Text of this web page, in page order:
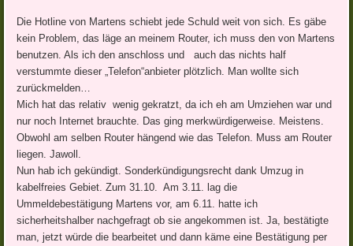
Die Hotline von Martens schiebt jede Schuld weit von sich. Es gäbe
kein Problem, das läge an meinem Router, ich muss den von Martens
benutzen. Als ich den anschloss und auch das nichts half
verstummte dieser „Telefon“anbieter plötzlich. Man wollte sich
zurückmelden…
Mich hat das relativ wenig gekratzt, da ich eh am Umziehen war und
nur noch Internet brauchte. Das ging merkwürdigerweise. Meistens.
Obwohl am selben Router hängend wie das Telefon. Muss am Router
liegen. Jawoll.
Nun hab ich gekündigt. Sonderkündigungsrecht dank Umzug in
kabelfreies Gebiet. Zum 31.10. Am 3.11. lag die
Ummeldebestätigung Martens vor, am 6.11. hatte ich
sicherheitshalber nachgefragt ob sie angekommen ist. Ja, bestätigte
man, jetzt würde die bearbeitet und dann käme eine Bestätigung per